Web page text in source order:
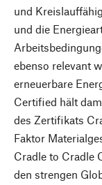
und
und die
ebenso relevant
erneuerbare
Certified hält
des Zertifikats
Faktor
Cradle to Cradle
den strengen